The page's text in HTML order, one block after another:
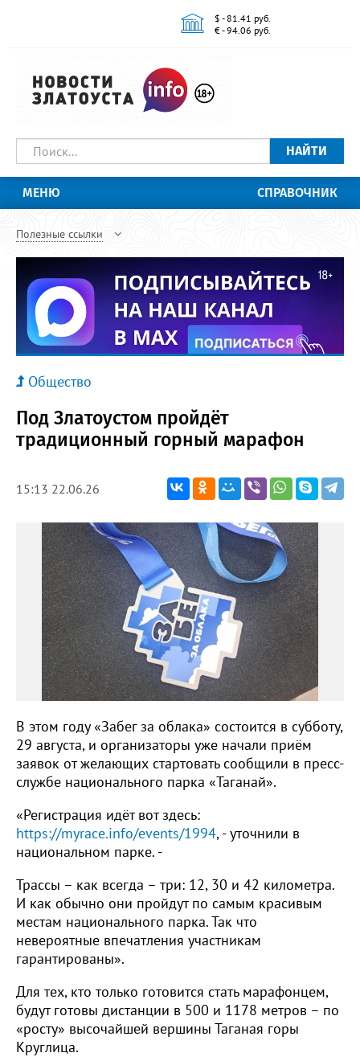
$ - 81.41 руб.
€ - 94.06 руб.
НАЙТИ
МЕНЮ СПРАВОЧНИК
Полезные ссылки
Общество
Под Златоустом пройдёт
традиционный горный марафон
15:13 22.06.26
В этом году «Забег за облака» состоится в субботу,
29 августа, и организаторы уже начали приём
заявок от желающих стартовать сообщили в пресс-
службе национального парка «Таганай».
«Регистрация идёт вот здесь:
https://myrace.info/events/1994, - уточнили в
национальном парке. -
Трассы – как всегда – три: 12, 30 и 42 километра.
И как обычно они пройдут по самым красивым
местам национального парка. Так что
невероятные впечатления участникам
гарантированы».
Для тех, кто только готовится стать марафонцем,
будут готовы дистанции в 500 и 1178 метров – по
«росту» высочайшей вершины Таганая горы
Круглица.